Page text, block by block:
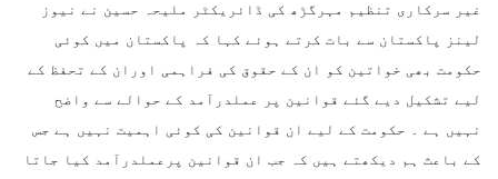
غیر سرکاری تنظیم مہرگڑھ کی ڈائریکٹر ملیحہ حسین نے نیوز
لینز پاکستان سے بات کرتے ہوئے کہا کہ پاکستان میں کوئی
حکومت بھی خواتین کو ان کے حقوق کی فراہمی اوران کے تحفظ کے
لیے تشکیل دیے گئے قوانین پر عملدرآمد کے حوالے سے واضح
نہیں ہے ۔ حکومت کے لیے ان قوانین کی کوئی اہمیت نہیں ہے جس
کے باعث ہم دیکھتے ہیں کہ جب ان قوانین پرعملدرآمد کیا جاتا